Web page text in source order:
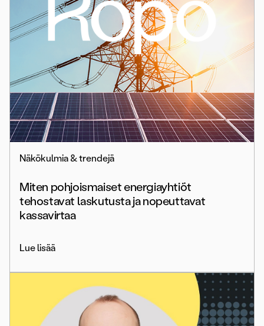
Näkökulmia & trendejä
Miten pohjoismaiset energiayhtiöt
tehostavat laskutusta ja nopeuttavat
kassavirtaa
Lue lisää